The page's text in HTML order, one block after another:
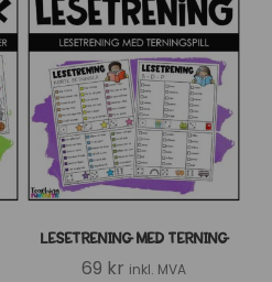
LESETRENING MED TERNING
69 kr inkl. MVA